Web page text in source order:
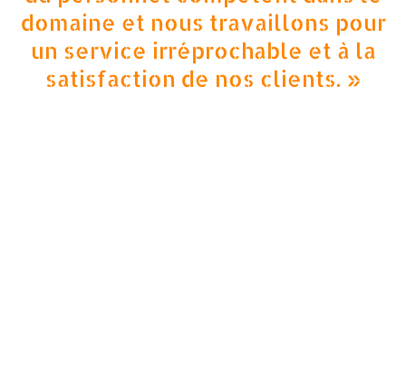
domaine et nous travaillons pour
un service irréprochable et à la
satisfaction de nos clients. »